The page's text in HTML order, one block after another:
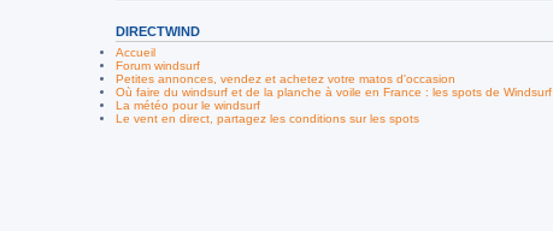
DIRECTWIND
Accueil
Forum windsurf
Petites annonces, vendez et achetez votre matos d'occasion
Où faire du windsurf et de la planche à voile en France : les spots de Windsurf
La météo pour le windsurf
Le vent en direct, partagez les conditions sur les spots